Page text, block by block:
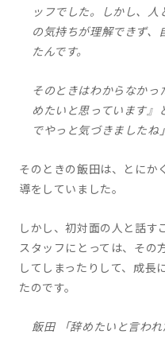
ッフでした。しかし、
の気持ちが理解できず、
たんです。
そのときはわからなか
めたいと思っています
でやっと気づきましたね」
そのときの飯田は、とにか
導をしていました。
しかし、初対面の人と話す
スタッフにとっては、その
してしまったりして、成長
たのです。
飯田 「辞めたいと言わ